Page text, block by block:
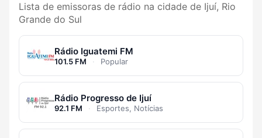
Lista de emissoras de rádio na cidade de Ijuí, Rio
Grande do Sul
Rádio Iguatemi FM
101.5 FM · Popular
Rádio Progresso de Ijuí
92.1 FM · Esportes, Notícias